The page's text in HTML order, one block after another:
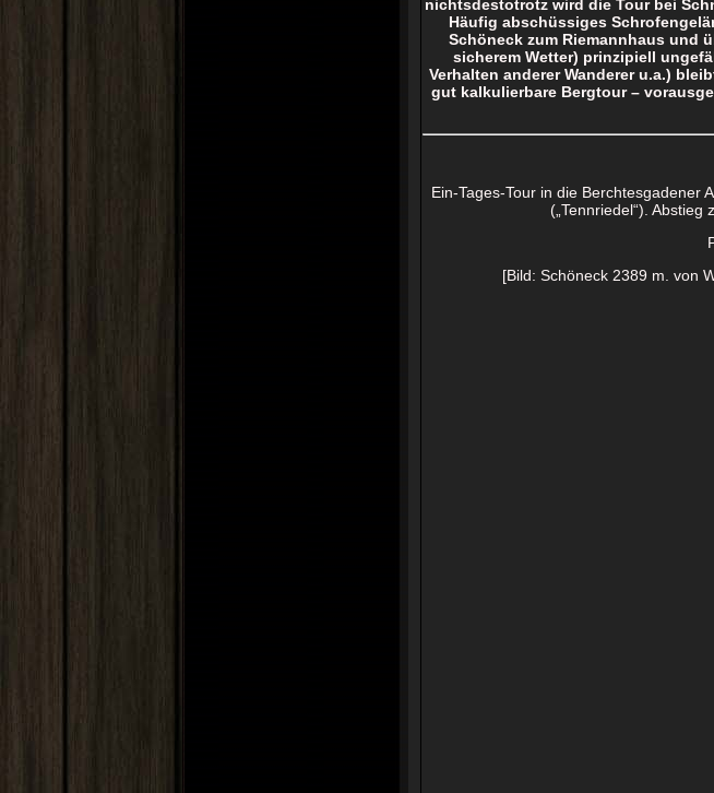
nichtsdestotrotz wird die Tour bei
Häufig abschüssiges
Schöneck zum Riemannhaus und
sicherem Wetter) prinzipiell
Verhalten anderer Wanderer u.a.)
gut kalkulierbare Bergtour –
Ein-Tages-Tour in die Berchtesgadener
(„Tennriedel“).
[Bild: Schöneck 2389 m. von